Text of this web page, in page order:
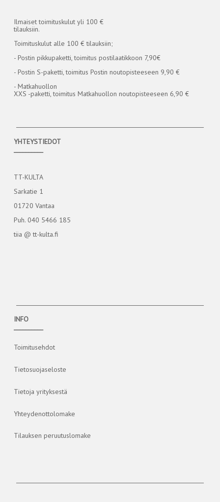
Ilmaiset toimituskulut yli 100 €
tilauksiin.
Toimituskulut alle 100 € tilauksiin;
- Postin pikkupaketti, toimitus postilaatikkoon 7,90€
- Postin S-paketti, toimitus Postin noutopisteeseen 9,90 €
- Matkahuollon
XXS -paketti, toimitus Matkahuollon noutopisteeseen 6,90 €
YHTEYSTIEDOT
TT-KULTA
Sarkatie 1
01720 Vantaa
Puh. 040 5466 185
tiia @ tt-kulta.fi
INFO
Toimitusehdot
Tietosuojaseloste
Tietoja yrityksestä
Yhteydenottolomake
Tilauksen peruutuslomake